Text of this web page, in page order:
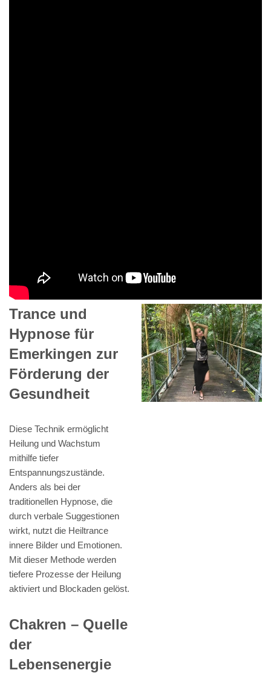
Trance und
Hypnose für
Emerkingen zur
Förderung der
Gesundheit
Diese Technik ermöglicht
Heilung und Wachstum
mithilfe tiefer
Entspannungszustände.
Anders als bei der
traditionellen Hypnose, die
durch verbale Suggestionen
wirkt, nutzt die Heiltrance
innere Bilder und Emotionen.
Mit dieser Methode werden
tiefere Prozesse der Heilung
aktiviert und Blockaden gelöst.
Chakren – Quelle
der
Lebensenergie